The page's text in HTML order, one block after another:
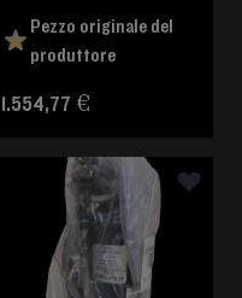
Pezzo originale del
produttore
1.554,77 €